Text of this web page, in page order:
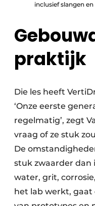
inclusief slangen
praktijk
Die les heeft
‘Onze eerste
regelmatig’, zegt
vraag of ze stuk
De
stuk zwaarder dan
water, grit,
het lab werkt, gaat